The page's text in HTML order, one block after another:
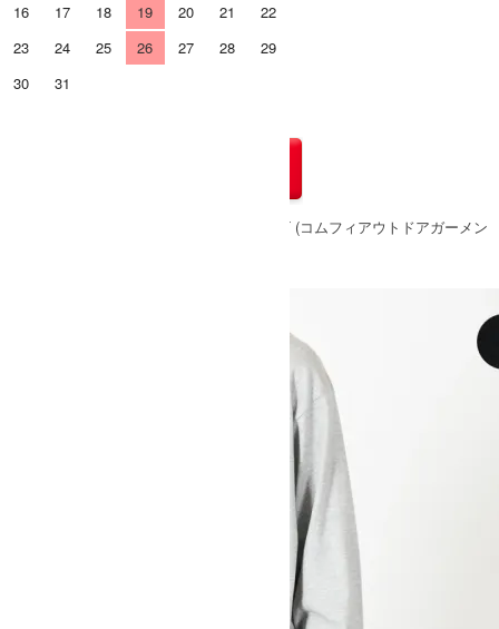
15,400円(税込)
×
15,400円(税込)
×
15,400円(税込)
» もうすこしCOMFY OUTDOOR GARMENT (コムフィアウトドアガーメン
16
17 18 19 20 21
22
23
24 25 26 27 28
29
30
31